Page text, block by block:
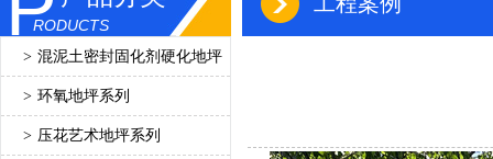
RODUCTS
> 混泥土密封固化剂硬化地坪
> 环氧地坪系列
> 压花艺术地坪系列